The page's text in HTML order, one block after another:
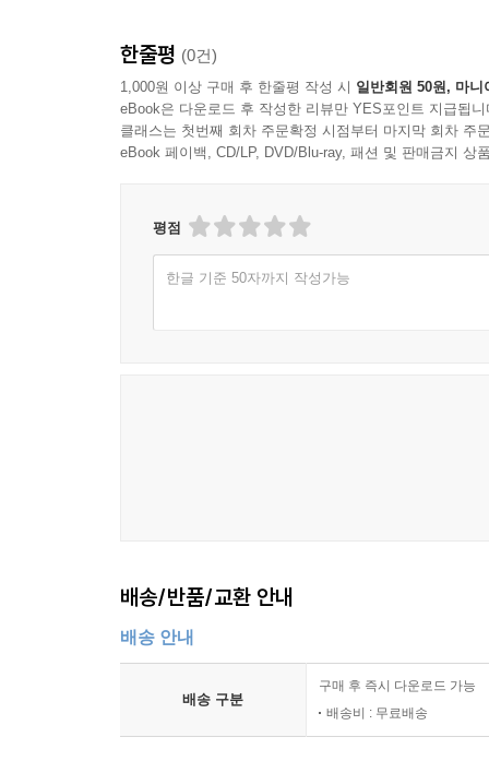
한줄평 (0건)
1,000원 이상 구매 후 한줄평 작성 시 일반회원 50원, 마니
eBook은 다운로드 후 작성한 리뷰만 YES포인트 지급됩니
클래스는 첫번째 회차 주문확정 시점부터 마지막 회차 주
eBook 페이백, CD/LP, DVD/Blu-ray, 패션 및 판매금지 상
평점
한글 기준 50자까지 작성가능
배송/반품/교환 안내
배송 안내
배송 구분
구매 후 즉시 다운로드 가능
배송비 : 무료배송